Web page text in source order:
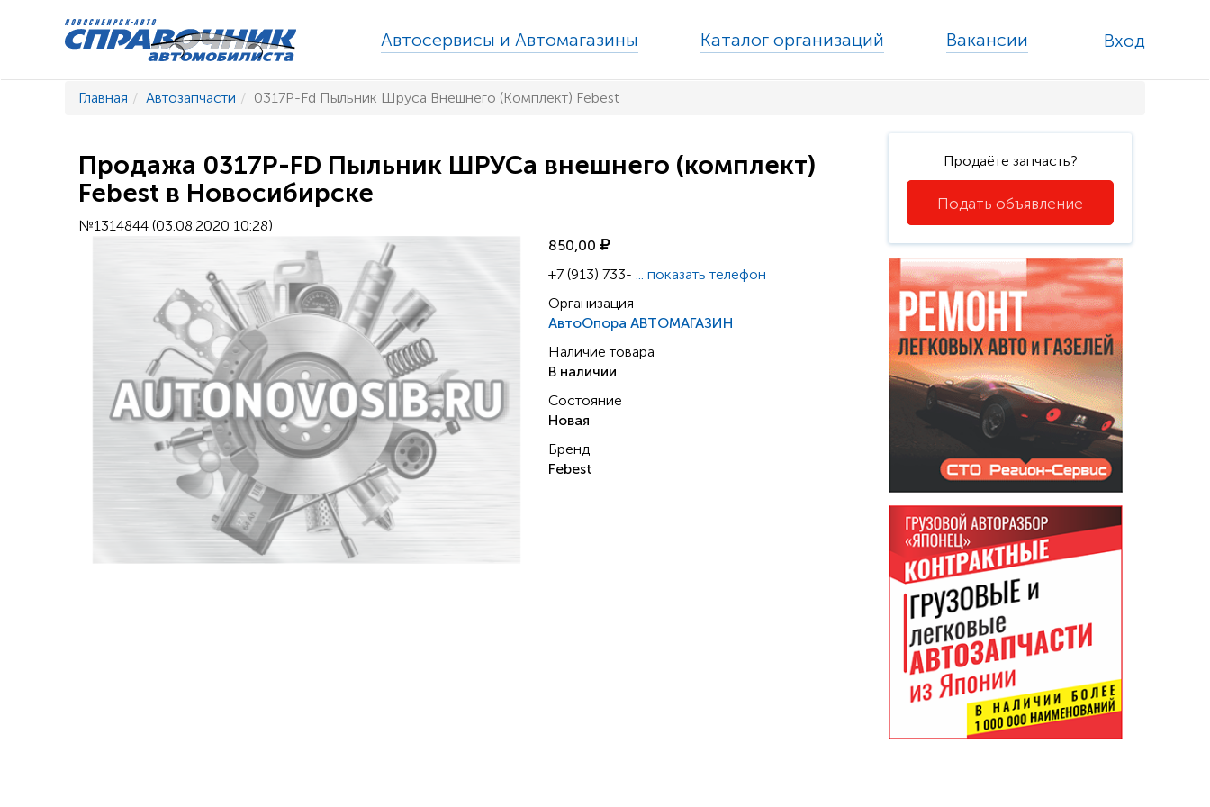
Автосервисы и Автомагазины Каталог организаций Вакансии Вход
Главная Автозапчасти 0317P-Fd Пыльник Шруса Внешнего (Комплект) Febest
Продажа 0317P-FD Пыльник ШРУСа внешнего (комплект)
Febest в Новосибирске
№1314844 (03.08.2020 10:28)
850,00
+7 (913) 733-... показать телефон
Организация
АвтоОпора АВТОМАГАЗИН
Наличие товара
В наличии
Состояние
Новая
Бренд
Febest
Продаёте запчасть?
Подать объявление